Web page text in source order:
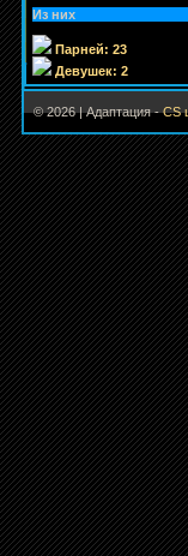
Из них
Парней: 23
Девушек: 2
© 2026 | Адаптация -CS